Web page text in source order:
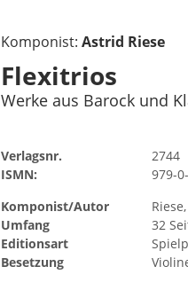
Komponist:Astrid Riese
Flexitrios
Werke aus Barock und
Verlagsnr.
2744
ISMN:
979-
Komponist/Autor
Umfang
32
Editionsart
Besetzung